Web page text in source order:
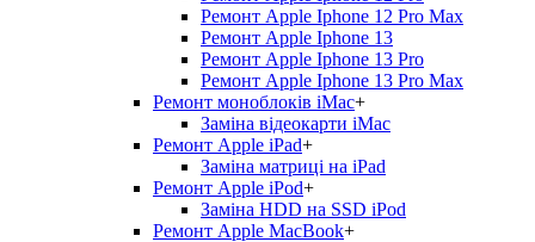
Ремонт Apple Iphone 12 Pro Max
Ремонт Apple Iphone 13
Ремонт Apple Iphone 13 Pro
Ремонт Apple Iphone 13 Pro Max
Ремонт моноблоків iMac+
Заміна відеокарти iMac
Ремонт Apple iPad+
Заміна матриці на iPad
Ремонт Apple iPod+
Заміна HDD на SSD iPod
Ремонт Apple MacBook+